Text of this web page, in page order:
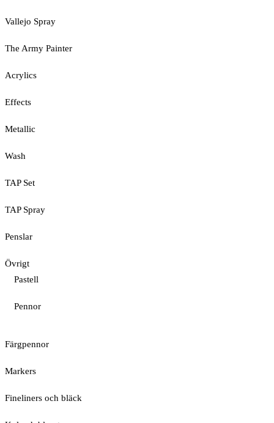
Vallejo Spray
The Army Painter
Acrylics
Effects
Metallic
Wash
TAP Set
TAP Spray
Penslar
Övrigt
Pastell
Pennor
Färgpennor
Markers
Fineliners och bläck